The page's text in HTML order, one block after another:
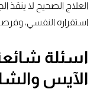
العلاج الصحيح لا ينقذ
استقراره النفسي،
اسئلة
الآيس